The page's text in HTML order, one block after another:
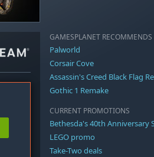
GAMESPLANET RECOMMENDS
Palworld
Corsair Cove
Assassin's Creed Black Flag
Gothic 1 Remake
CURRENT PROMOTIONS
Bethesda's 40th Anniversary
LEGO promo
Take-Two deals